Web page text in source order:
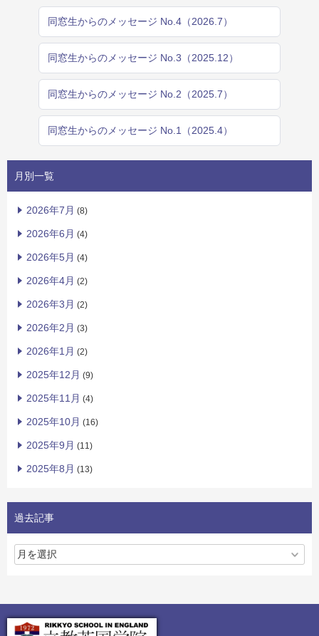
同窓生からのメッセージ No.4（2026.7）
同窓生からのメッセージ No.3（2025.12）
同窓生からのメッセージ No.2（2025.7）
同窓生からのメッセージ No.1（2025.4）
月別一覧
2026年7月 (8)
2026年6月 (4)
2026年5月 (4)
2026年4月 (2)
2026年3月 (2)
2026年2月 (3)
2026年1月 (2)
2025年12月 (9)
2025年11月 (4)
2025年10月 (16)
2025年9月 (11)
2025年8月 (13)
過去記事